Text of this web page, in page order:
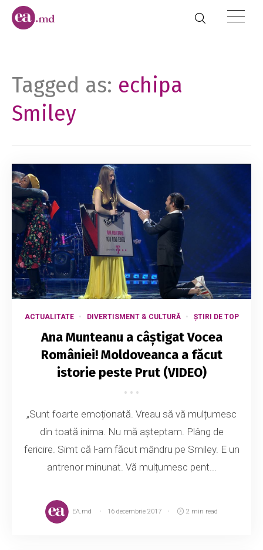
Tagged as: echipa
Smiley
ACTUALITATE DIVERTISMENT & CULTURĂ ȘTIRI DE TOP
Ana Munteanu a câștigat Vocea
României! Moldoveanca a făcut
istorie peste Prut (VIDEO)
„Sunt foarte emoționată. Vreau să vă mulțumesc
din toată inima. Nu mă așteptam. Plâng de
fericire. Simt că l-am făcut mândru pe Smiley. E un
antrenor minunat. Vă mulțumesc pent...
EA.md 16 decembrie 2017 2 min read